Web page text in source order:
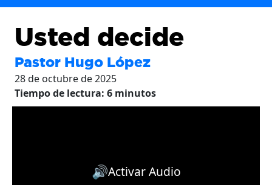
Usted decide
Pastor Hugo López
28 de octubre de 2025
Tiempo de lectura: 6 minutos
🔊Activar Audio